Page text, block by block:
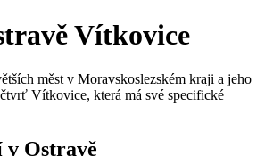
Vítkovice
měst v Moravskoslezském kraji a jeho
Vítkovice, která má své specifické
v Ostravě